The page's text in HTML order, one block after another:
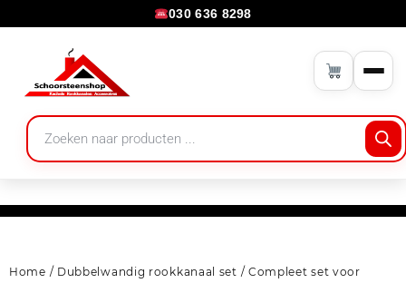
030 636 8298
Home / Dubbelwandig rookkanaal set / Compleet set voor